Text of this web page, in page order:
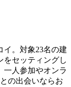
イ。対象23名の建
をセッティングし
一人参加やオンラ
の出会いならお